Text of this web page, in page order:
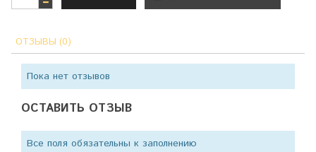
ОТЗЫВЫ (0)
Пока нет отзывов
ОСТАВИТЬ ОТЗЫВ
Все поля обязательны к заполнению